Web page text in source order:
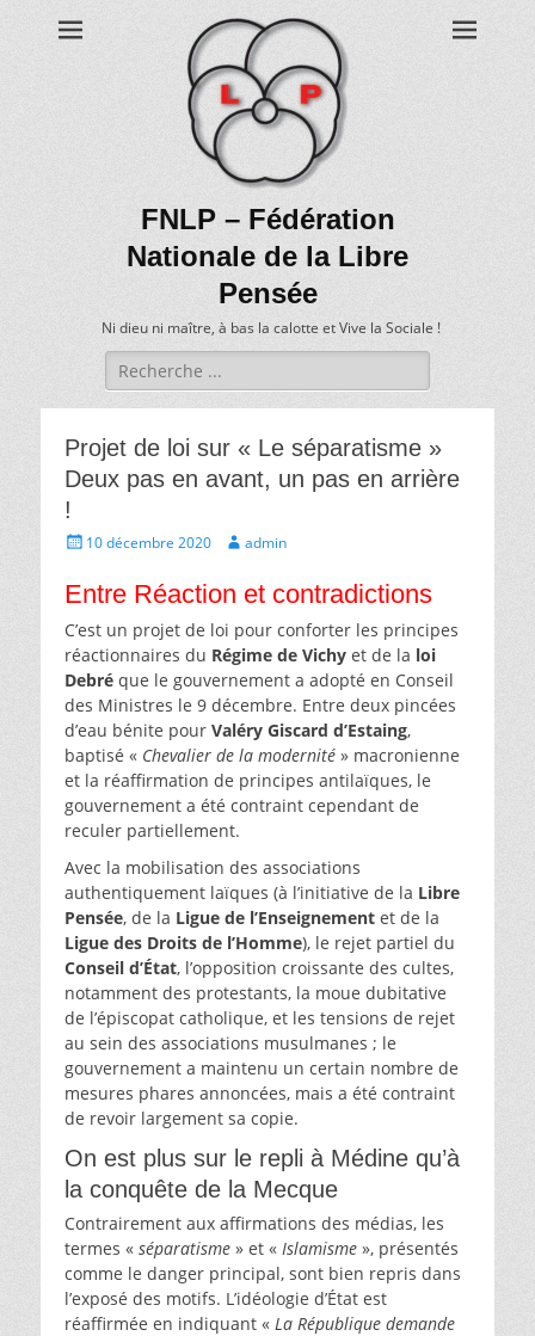
FNLP – Fédération
Nationale de la Libre
Pensée
Ni dieu ni maître, à bas la calotte et Vive la Sociale !
Recherche
de:
Projet de loi sur « Le séparatisme »
Deux pas en avant, un pas en arrière
!
Écrit10 décembre 2020 Auteur
admin
Entre Réaction et contradictions
C’est un projet de loi pour conforter les principes
réactionnaires du Régime de Vichy et de la loi
Debré que le gouvernement a adopté en Conseil
des Ministres le 9 décembre. Entre deux pincées
d’eau bénite pour Valéry Giscard d’Estaing,
baptisé « Chevalier de la modernité » macronienne
et la réaffirmation de principes antilaïques, le
gouvernement a été contraint cependant de
reculer partiellement.
Avec la mobilisation des associations
authentiquement laïques (à l’initiative de la Libre
Pensée, de la Ligue de l’Enseignement et de la
Ligue des Droits de l’Homme), le rejet partiel du
Conseil d’État, l’opposition croissante des cultes,
notamment des protestants, la moue dubitative
de l’épiscopat catholique, et les tensions de rejet
au sein des associations musulmanes ; le
gouvernement a maintenu un certain nombre de
mesures phares annoncées, mais a été contraint
de revoir largement sa copie.
On est plus sur le repli à Médine qu’à
la conquête de la Mecque
Contrairement aux affirmations des médias, les
termes « séparatisme » et « Islamisme », présentés
comme le danger principal, sont bien repris dans
l’exposé des motifs. L’idéologie d’État est
réaffirmée en indiquant « La République demande